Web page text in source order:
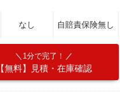
なし 自賠責保険無し
1分で完了！
【無料】見積・在庫確認